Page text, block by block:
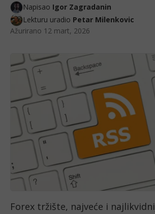
Napisao Igor Zagradanin
Lekturu uradio Petar Milenkovic
Ažurirano 12 mart, 2026
Forex tržište, najveće i